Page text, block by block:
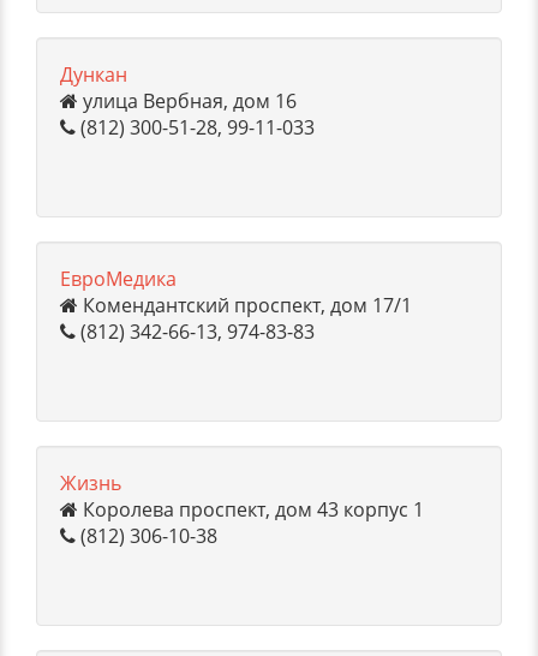
Дункан
улица Вербная, дом 16
(812) 300-51-28, 99-11-033
ЕвроМедика
Комендантский проспект, дом 17/1
(812) 342-66-13, 974-83-83
Жизнь
Королева проспект, дом 43 корпус 1
(812) 306-10-38